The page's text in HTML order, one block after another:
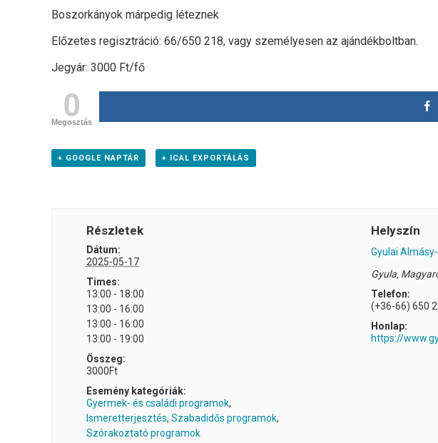
Boszorkányok márpedig léteznek
Előzetes regisztráció: 66/650 218, vagy személyesen az ajándékboltban.
Jegyár: 3000 Ft/fő
0
Megosztás
+ GOOGLE NAPTÁR + ICAL EXPORTÁLÁS
Részletek
Dátum:
2025-05-17
Times:
13:00 - 18:00
13:00 - 16:00
13:00 - 16:00
13:00 - 19:00
Összeg:
3000Ft
Esemény kategóriák:
Gyermek- és családi programok,
Ismeretterjesztés, Szabadidős programok,
Szórakoztató programok
Helyszín
Gyulai
Gyula,
Telefon:
(+36-66) 650
Honlap:
https://